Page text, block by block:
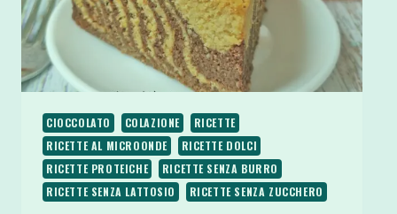
CIOCCOLATO COLAZIONE
RICETTE
RICETTE AL MICROONDE
RICETTE DOLCI
RICETTE PROTEICHE
RICETTE SENZA BURRO
RICETTE SENZA LATTOSIO
RICETTE SENZA ZUCCHERO